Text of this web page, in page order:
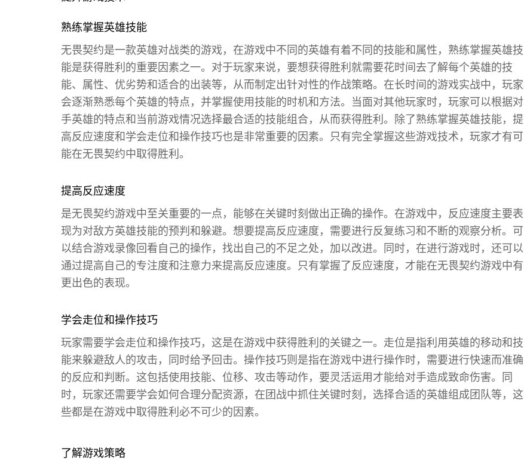
熟练掌握英雄技能
无畏契约是一款英雄对战类的游戏，在游戏中不同的英雄有着不同的技能和属性，熟练掌握英雄技
能是获得胜利的重要因素之一。对于玩家来说，要想获得胜利就需要花时间去了解每个英雄的技
能、属性、优劣势和适合的出装等，从而制定出针对性的作战策略。在长时间的游戏实战中，玩家
会逐渐熟悉每个英雄的特点，并掌握使用技能的时机和方法。当面对其他玩家时，玩家可以根据对
手英雄的特点和当前游戏情况选择最合适的技能组合，从而获得胜利。除了熟练掌握英雄技能，提
高反应速度和学会走位和操作技巧也是非常重要的因素。只有完全掌握这些游戏技术，玩家才有可
能在无畏契约中取得胜利。
提高反应速度
是无畏契约游戏中至关重要的一点，能够在关键时刻做出正确的操作。在游戏中，反应速度主要表
现为对敌方英雄技能的预判和躲避。想要提高反应速度，需要进行反复练习和不断的观察分析。可
以结合游戏录像回看自己的操作，找出自己的不足之处，加以改进。同时，在进行游戏时，还可以
通过提高自己的专注度和注意力来提高反应速度。只有掌握了反应速度，才能在无畏契约游戏中有
更出色的表现。
学会走位和操作技巧
玩家需要学会走位和操作技巧，这是在游戏中获得胜利的关键之一。走位是指利用英雄的移动和技
能来躲避敌人的攻击，同时给予回击。操作技巧则是指在游戏中进行操作时，需要进行快速而准确
的反应和判断。这包括使用技能、位移、攻击等动作，要灵活运用才能给对手造成致命伤害。同
时，玩家还需要学会如何合理分配资源，在团战中抓住关键时刻，选择合适的英雄组成团队等，这
些都是在游戏中取得胜利必不可少的因素。
了解游戏策略